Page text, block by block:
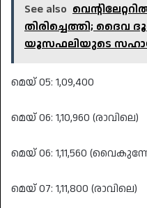
See also
തിരിച്ചെത്തി;
യൂസഫലിയുടെ
മെയ് 05: 1,09,400
മെയ് 06: 1,10,960 (രാവിലെ)
മെയ് 06: 1,11,560
മെയ് 07: 1,11,800 (രാവിലെ)